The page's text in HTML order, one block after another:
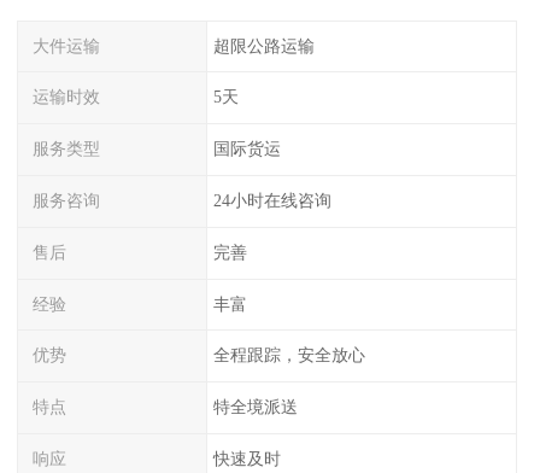
大件运输 超限公路运输
运输时效 5天
服务类型 国际货运
服务咨询 24小时在线咨询
售后 完善
经验 丰富
优势 全程跟踪，安全放心
特点 特全境派送
响应 快速及时